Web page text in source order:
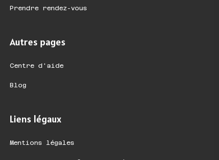
Prendre rendez-vous
Autres pages
Centre d'aide
Blog
Liens légaux
Mentions légales